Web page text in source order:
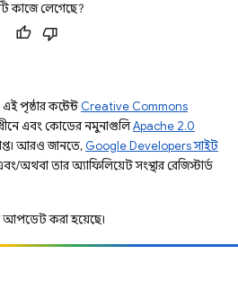
কাজে লেগেছে?
পৃষ্ঠার কন্টেন্ট Creative Commons
এবং কোডের নমুনাগুলিApache 2.0
আরও জানতে, Google Developers সাইট
অথবা তার অ্যাফিলিয়েট সংস্থার রেজিস্টার্ড
করা হয়েছে।